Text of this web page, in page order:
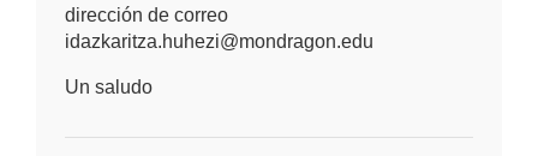
dirección de correo
idazkaritza.huhezi@mondragon.edu
Un saludo